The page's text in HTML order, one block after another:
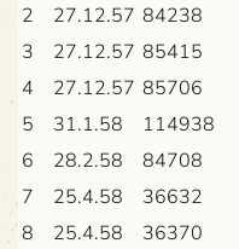
2
27.12.57 84238
3
27.12.57 85415
4
27.12.57 85706
5
31.1.58 114938
6
28.2.58 84708
7
25.4.58 36632
8
25.4.58 36370